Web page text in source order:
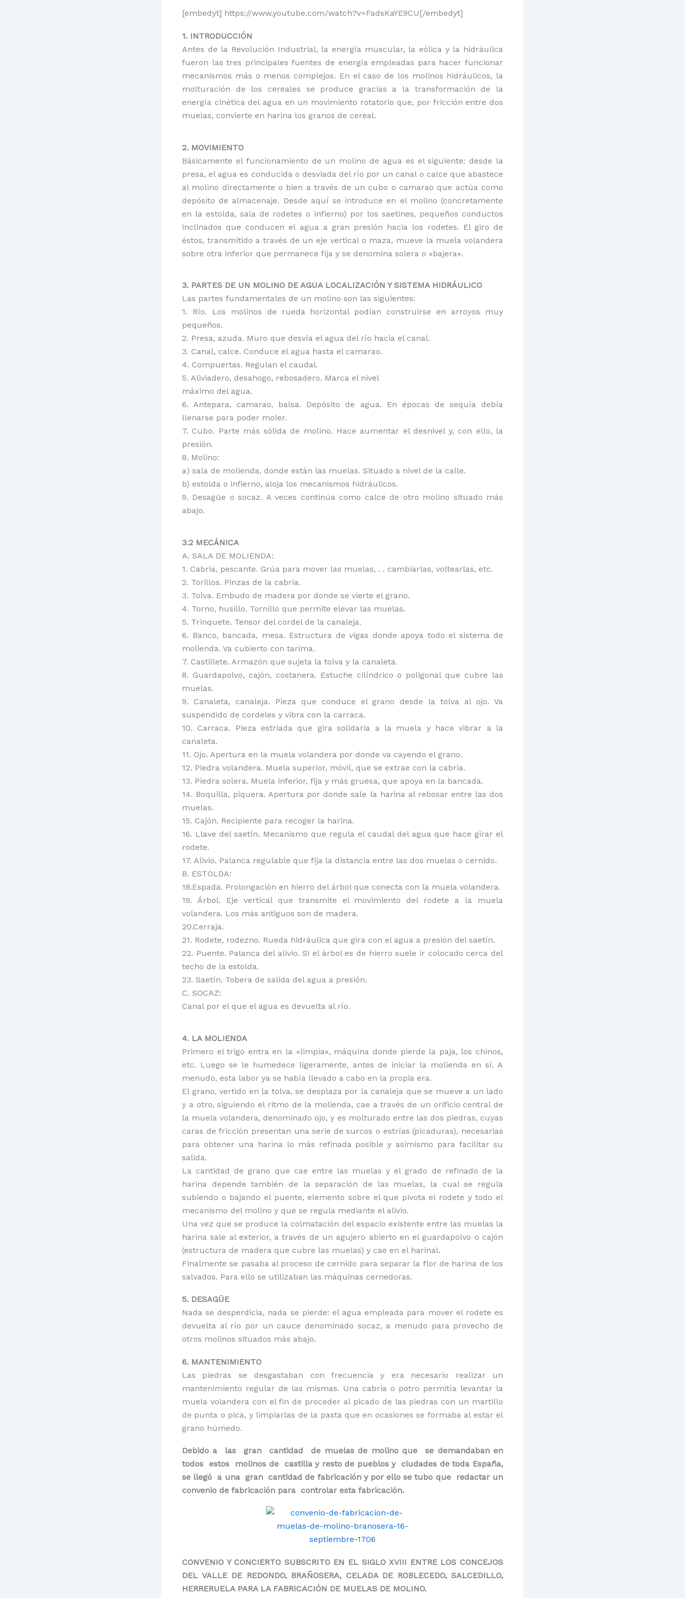
[embedyt] https://www.youtube.com/watch?v=FadsKaYE9CU[/embedyt]
1. INTRODUCCIÓN
Antes de la Revolución Industrial, la energía muscular, la eólica y la hidráulica
fueron las tres principales fuentes de energía empleadas para hacer funcionar
mecanismos más o menos complejos. En el caso de los molinos hidráulicos, la
molturación de los cereales se produce gracias a la transformación de la
energía cinética del agua en un movimiento rotatorio que, por fricción entre dos
muelas, convierte en harina los granos de cereal.
2. MOVIMIENTO
Básicamente el funcionamiento de un molino de agua es el siguiente: desde la
presa, el agua es conducida o desviada del río por un canal o calce que abastece
al molino directamente o bien a través de un cubo o camarao que actúa como
depósito de almacenaje. Desde aquí se introduce en el molino (concretamente
en la estolda, sala de rodetes o infierno) por los saetines, pequeños conductos
inclinados que conducen el agua a gran presión hacia los rodetes. El giro de
éstos, transmitido a través de un eje vertical o maza, mueve la muela volandera
sobre otra inferior que permanece fija y se denomina solera o «bajera».
3. PARTES DE UN MOLINO DE AGUA LOCALIZACIÓN Y SISTEMA HIDRÁULICO
Las partes fundamentales de un molino son las siguientes:
1. Río. Los molinos de rueda horizontal podían construirse en arroyos muy
pequeños.
2. Presa, azuda. Muro que desvía el agua del río hacia el canal.
3. Canal, calce. Conduce el agua hasta el camarao.
4. Compuertas. Regulan el caudal.
5. Aliviadero, desahogo, rebosadero. Marca el nivel
máximo del agua.
6. Antepara, camarao, balsa. Depósito de agua. En épocas de sequía debía
llenarse para poder moler.
7. Cubo. Parte más sólida de molino. Hace aumentar el desnivel y, con ello, la
presión.
8. Molino:
a) sala de molienda, donde están las muelas. Situado a nivel de la calle.
b) estolda o infierno, aloja los mecanismos hidráulicos.
9. Desagüe o socaz. A veces continúa como calce de otro molino situado más
abajo.
3.2 MECÁNICA
A. SALA DE MOLIENDA:
1. Cabria, pescante. Grúa para mover las muelas, . . cambiarlas, voltearlas, etc.
2. Torillos. Pinzas de la cabria.
3. Tolva. Embudo de madera por donde se vierte el grano.
4. Torno, husillo. Tornillo que permite elevar las muelas.
5. Trinquete. Tensor del cordel de la canaleja.
6. Banco, bancada, mesa. Estructura de vigas donde apoya todo el sistema de
molienda. Va cubierto con tarima.
7. Castillete. Armazón que sujeta la tolva y la canaleta.
8. Guardapolvo, cajón, costanera. Estuche cilíndrico o poligonal que cubre las
muelas.
9. Canaleta, canaleja. Pieza que conduce el grano desde la tolva al ojo. Va
suspendido de cordeles y vibra con la carraca.
10. Carraca. Pieza estriada que gira solidaria a la muela y hace vibrar a la
canaleta.
11. Ojo. Apertura en la muela volandera por donde va cayendo el grano.
12. Piedra volandera. Muela superior, móvil, que se extrae con la cabria.
13. Piedra solera. Muela inferior, fija y más gruesa, que apoya en la bancada.
14. Boquilla, piquera. Apertura por donde sale la harina al rebosar entre las dos
muelas.
15. Cajón. Recipiente para recoger la harina.
16. Llave del saetín. Mecanismo que regula el caudal del agua que hace girar el
rodete.
17. Alivio. Palanca regulable que fija la distancia entre las dos muelas o cernido.
B. ESTOLDA:
18.Espada. Prolongación en hierro del árbol que conecta con la muela volandera.
19. Árbol. Eje vertical que transmite el movimiento del rodete a la muela
volandera. Los más antiguos son de madera.
20.Cerraja.
21. Rodete, rodezno. Rueda hidráulica que gira con el agua a presión del saetín.
22. Puente. Palanca del alivio. Si el árbol es de hierro suele ir colocado cerca del
techo de la estolda.
23. Saetín. Tobera de salida del agua a presión.
C. SOCAZ:
Canal por el que el agua es devuelta al río.
4. LA MOLIENDA
Primero el trigo entra en la «limpia», máquina donde pierde la paja, los chinos,
etc. Luego se le humedece ligeramente, antes de iniciar la molienda en sí. A
menudo, esta labor ya se había llevado a cabo en la propia era.
El grano, vertido en la tolva, se desplaza por la canaleja que se mueve a un lado
y a otro, siguiendo el ritmo de la molienda, cae a través de un orificio central de
la muela volandera, denominado ojo, y es molturado entre las dos piedras, cuyas
caras de fricción presentan una serie de surcos o estrías (picaduras), necesarias
para obtener una harina lo más refinada posible y asimismo para facilitar su
salida.
La cantidad de grano que cae entre las muelas y el grado de refinado de la
harina depende también de la separación de las muelas, la cual se regula
subiendo o bajando el puente, elemento sobre el que pivota el rodete y todo el
mecanismo del molino y que se regula mediante el alivio.
Una vez que se produce la colmatación del espacio existente entre las muelas la
harina sale al exterior, a través de un agujero abierto en el guardapolvo o cajón
(estructura de madera que cubre las muelas) y cae en el harinal.
Finalmente se pasaba al proceso de cernido para separar la flor de harina de los
salvados. Para ello se utilizaban las máquinas cernedoras.
5. DESAGÜE
Nada se desperdicia, nada se pierde: el agua empleada para mover el rodete es
devuelta al río por un cauce denominado socaz, a menudo para provecho de
otros molinos situados más abajo.
6. MANTENIMIENTO
Las piedras se desgastaban con frecuencia y era necesario realizar un
mantenimiento regular de las mismas. Una cabria o potro permitía levantar la
muela volandera con el fin de proceder al picado de las piedras con un martillo
de punta o pica, y limpiarlas de la pasta que en ocasiones se formaba al estar el
grano húmedo.
Debido a las gran cantidad de muelas de molino que se demandaban en
todos estos molinos de castilla y resto de pueblos y ciudades de toda España,
se llegó a una gran cantidad de fabricación y por ello se tubo que redactar un
convenio de fabricación para controlar esta fabricación.
CONVENIO Y CONCIERTO SUBSCRITO EN EL SIGLO XVIII ENTRE LOS CONCEJOS
DEL VALLE DE REDONDO, BRAÑOSERA, CELADA DE ROBLECEDO, SALCEDILLO,
HERRERUELA PARA LA FABRICACIÓN DE MUELAS DE MOLINO.